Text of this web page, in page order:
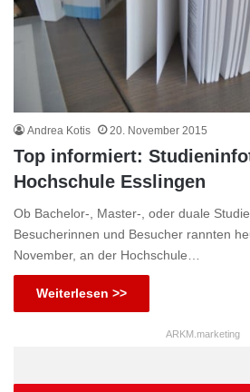
Andrea Kotis 20. November 2015
Top informiert:
Hochschule Esslingen
Ob Bachelor-, Master-, oder duale
Besucherinnen und Besucher rannten
November, an der Hochschule…
Weiterlesen >>
ARKM.marketing